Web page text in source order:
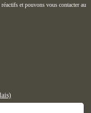
et pouvons vous contacter au